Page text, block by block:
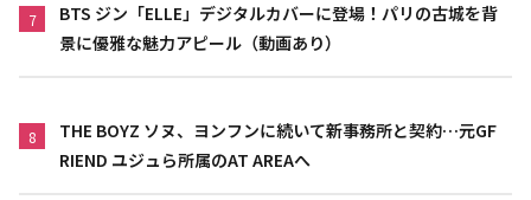
7
BTS ジン「ELLE」デジタルカバーに登場！パリの古城を背
景に優雅な魅力アピール（動画あり）
8
THE BOYZ ソヌ、ヨンフンに続いて新事務所と契約…元GF
RIEND ユジュら所属のAT AREAへ